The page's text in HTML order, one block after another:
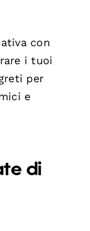
con
i tuoi
per
e
di